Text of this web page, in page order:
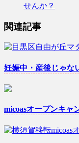
せんか？
関連記事
妊娠中・産後じゃな
micoasオープンキャ